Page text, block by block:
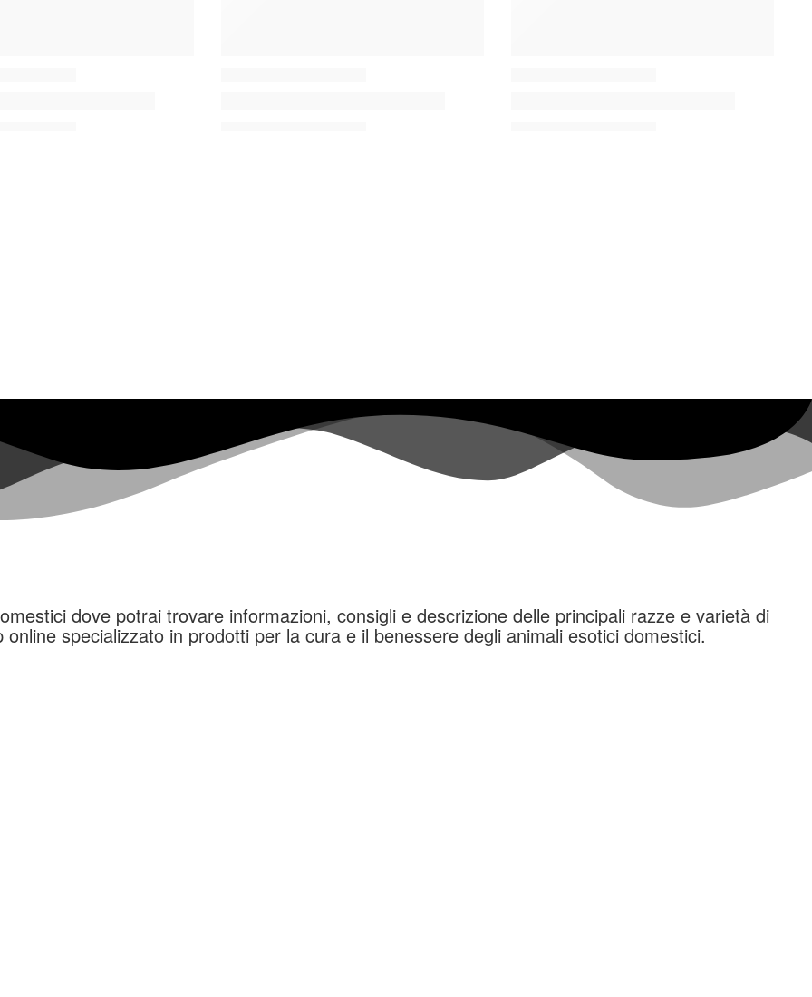
dove potrai trovare informazioni, consigli e descrizione delle principali razze e varietà di
specializzato in prodotti per la cura e il benessere degli animali esotici domestici.